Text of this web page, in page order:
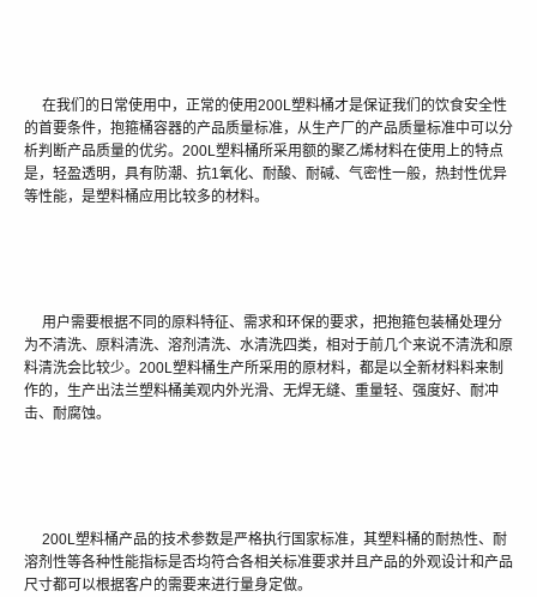
在我们的日常使用中，正常的使用200L塑料桶才是保证我们的饮食安全性
的首要条件，抱箍桶容器的产品质量标准，从生产厂的产品质量标准中可以分
析判断产品质量的优劣。200L塑料桶所采用额的聚乙烯材料在使用上的特点
是，轻盈透明，具有防潮、抗1氧化、耐酸、耐碱、气密性一般，热封性优异
等性能，是塑料桶应用比较多的材料。
用户需要根据不同的原料特征、需求和环保的要求，把抱箍包装桶处理分
为不清洗、原料清洗、溶剂清洗、水清洗四类，相对于前几个来说不清洗和原
料清洗会比较少。200L塑料桶生产所采用的原材料，都是以全新材料料来制
作的，生产出法兰塑料桶美观内外光滑、无焊无缝、重量轻、强度好、耐冲
击、耐腐蚀。
200L塑料桶产品的技术参数是严格执行国家标准，其塑料桶的耐热性、耐
溶剂性等各种性能指标是否均符合各相关标准要求并且产品的外观设计和产品
尺寸都可以根据客户的需要来进行量身定做。